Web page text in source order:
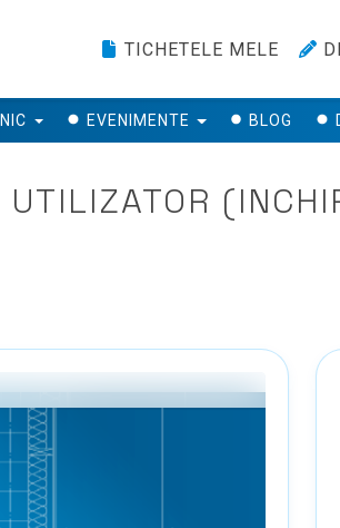
TICHETELE MELE
EVENIMENTE BLOG